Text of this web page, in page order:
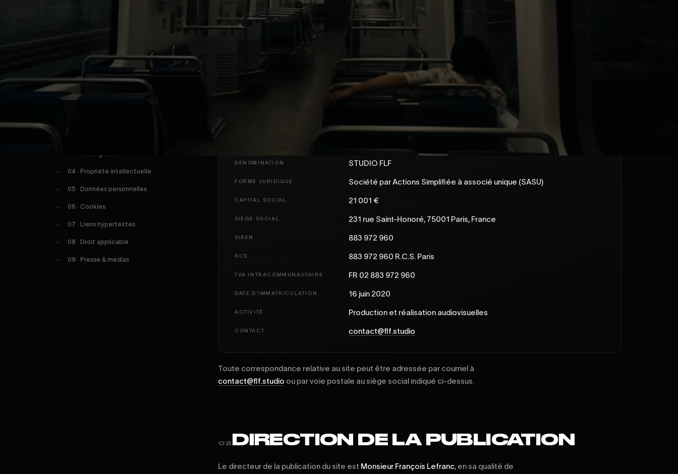
SOMMAIRE
03 · Hébergement
04 · Propriété intellectuelle
05 · Données personnelles
06 · Cookies
07 · Liens hypertextes
08 · Droit applicable
09 · Presse & médias
ÉDITEUR DU SITE
Le site est édité par la société Studio FLF, qui en assure la publication.
DÉNOMINATION STUDIO FLF
FORME JURIDIQUE Société par Actions Simplifiée à associé unique (SASU)
CAPITAL SOCIAL 21 001 €
SIÈGE SOCIAL 231 rue Saint-Honoré, 75001 Paris, France
SIREN 883 972 960
RCS 883 972 960 R.C.S. Paris
TVA INTRACOMMUNAUTAIRE FR 02 883 972 960
DATE D'IMMATRICULATION 16 juin 2020
ACTIVITÉ Production et réalisation audiovisuelles
CONTACT contact@flf.studio
Toute correspondance relative au site peut être adressée par courriel à
contact@flf.studio ou par voie postale au siège social indiqué ci-dessus.
02DIRECTION DE LA PUBLICATION
Le directeur de la publication du site est Monsieur François Lefranc, en sa qualité de